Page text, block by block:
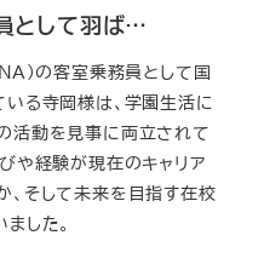
として羽ば…
）の客室乗務員として国
る寺岡様は、学園生活に
活動を見事に両立されて
や経験が現在のキャリア
、そして未来を目指す在校
した。